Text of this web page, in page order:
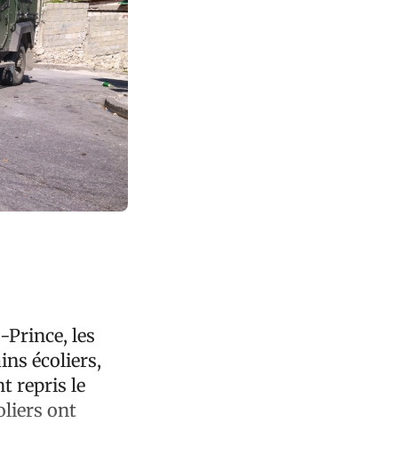
les
écoliers,
repris le
ont